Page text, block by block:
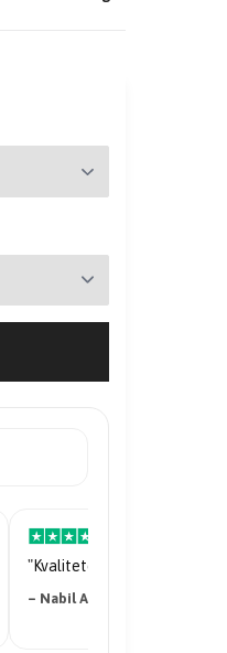
"Kvaliteten på tröjan är
– Nabil Abdi